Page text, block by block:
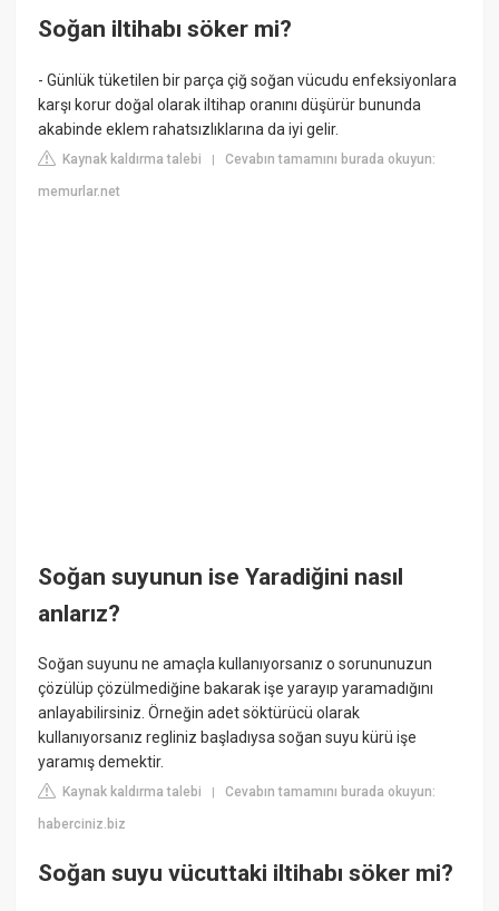
Soğan iltihabı söker mi?
- Günlük tüketilen bir parça çiğ soğan vücudu enfeksiyonlara
karşı korur doğal olarak iltihap oranını düşürür bununda
akabinde eklem rahatsızlıklarına da iyi gelir.
Kaynak kaldırma talebi |Cevabın tamamını burada okuyun:
memurlar.net
Soğan suyunun ise Yaradiğini nasıl
anlarız?
Soğan suyunu ne amaçla kullanıyorsanız o sorununuzun
çözülüp çözülmediğine bakarak işe yarayıp yaramadığını
anlayabilirsiniz. Örneğin adet söktürücü olarak
kullanıyorsanız regliniz başladıysa soğan suyu kürü işe
yaramış demektir.
Kaynak kaldırma talebi |Cevabın tamamını burada okuyun:
haberciniz.biz
Soğan suyu vücuttaki iltihabı söker mi?